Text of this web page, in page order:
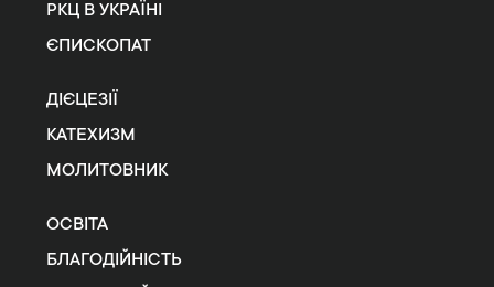
РКЦ В УКРАЇНІ
ЄПИСКОПАТ
ДІЄЦЕЗІЇ
КАТЕХИЗМ
МОЛИТОВНИК
ОСВІТА
БЛАГОДІЙНІСТЬ